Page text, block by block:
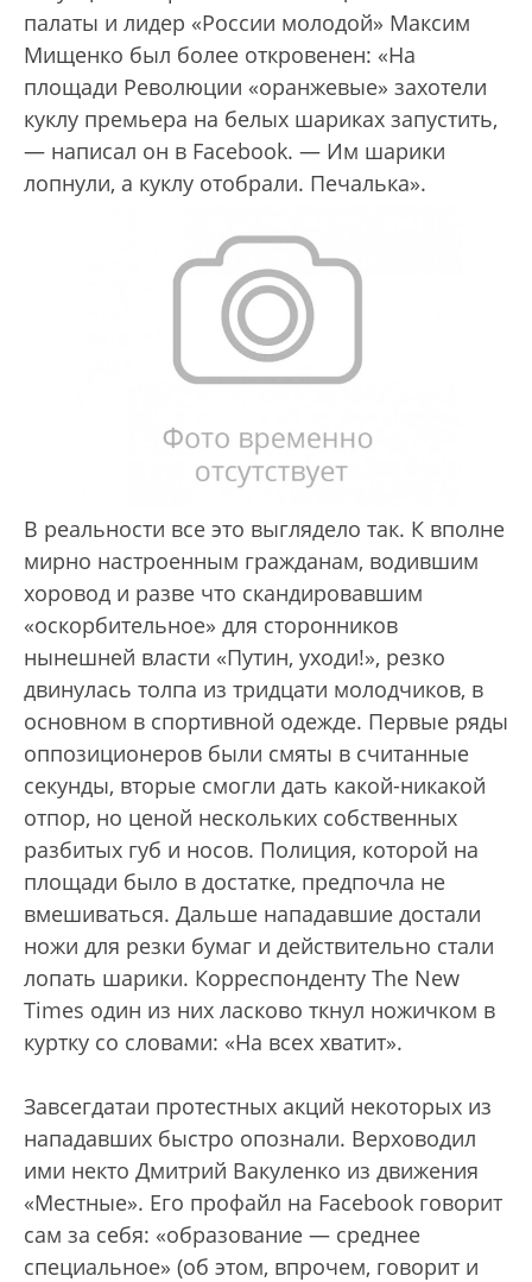
палаты и лидер «России молодой» Максим
Мищенко был более откровенен: «На
площади Революции «оранжевые» захотели
куклу премьера на белых шариках запустить,
— написал он в Facebook. — Им шарики
лопнули, а куклу отобрали. Печалька».
В реальности все это выглядело так. К вполне
мирно настроенным гражданам, водившим
хоровод и разве что скандировавшим
«оскорбительное» для сторонников
нынешней власти «Путин, уходи!», резко
двинулась толпа из тридцати молодчиков, в
основном в спортивной одежде. Первые ряды
оппозиционеров были смяты в считанные
секунды, вторые смогли дать какой-никакой
отпор, но ценой нескольких собственных
разбитых губ и носов. Полиция, которой на
площади было в достатке, предпочла не
вмешиваться. Дальше нападавшие достали
ножи для резки бумаг и действительно стали
лопать шарики. Корреспонденту The New
Times один из них ласково ткнул ножичком в
куртку со словами: «На всех хватит».
Завсегдатаи протестных акций некоторых из
нападавших быстро опознали. Верховодил
ими некто Дмитрий Вакуленко из движения
«Местные». Его профайл на Facebook говорит
сам за себя: «образование — среднее
специальное» (об этом, впрочем, говорит и